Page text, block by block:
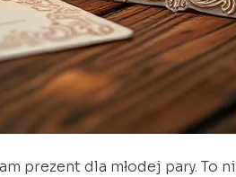
prezent dla młodej pary. To